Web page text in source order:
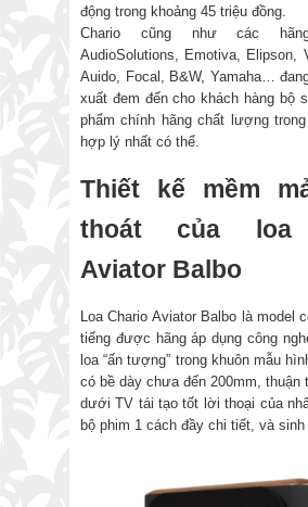
động trong khoảng 45 triệu đồng.
Chario cũng như các
AudioSolutions, Emotiva, Elipson,
Auido, Focal, B&W, Yamaha…
xuất đem đến cho khách hàng bộ
phẩm chính hãng chất lượng
hợp lý nhất có thể.
Thiết kế mềm
thoát của loa
Aviator Balbo
Loa Chario Aviator Balbo là model
tiếng được hãng áp dụng công
loa “ấn tượng” trong khuôn mẫu
có bề dày chưa đến 200mm, thuận
dưới TV tái tạo tốt lời thoại của
bộ phim 1 cách đầy chi tiết, và sinh